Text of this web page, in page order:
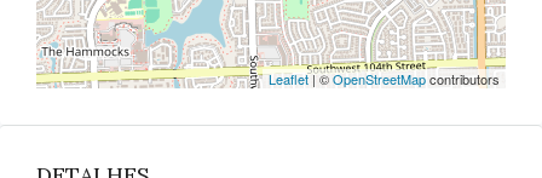
Leaflet| ©OpenStreetMapcontributors